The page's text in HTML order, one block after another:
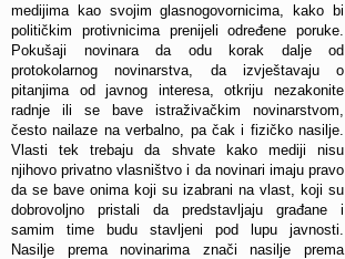
medijima kao svojim glasnogovornicima, kako bi
političkim protivnicima prenijeli određene poruke.
Pokušaji novinara da odu korak dalje od
protokolarnog novinarstva, da izvještavaju o
pitanjima od javnog interesa, otkriju nezakonite
radnje ili se bave istraživačkim novinarstvom,
često nailaze na verbalno, pa čak i fizičko nasilje.
Vlasti tek trebaju da shvate kako mediji nisu
njihovo privatno vlasništvo i da novinari imaju pravo
da se bave onima koji su izabrani na vlast, koji su
dobrovoljno pristali da predstavljaju građane i
samim time budu stavljeni pod lupu javnosti.
Nasilje prema novinarima znači nasilje prema